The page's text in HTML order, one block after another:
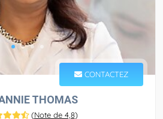
CONTACTEZ
THOMAS
(Note de 4,8)